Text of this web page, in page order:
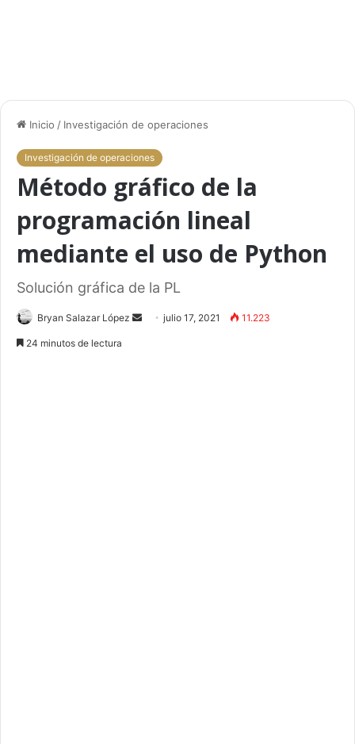
Inicio / Investigación de operaciones
Investigación de operaciones
Método gráfico de la
programación lineal
mediante el uso de Python
Solución gráfica de la PL
Bryan Salazar López julio 17, 2021 11.223
24 minutos de lectura